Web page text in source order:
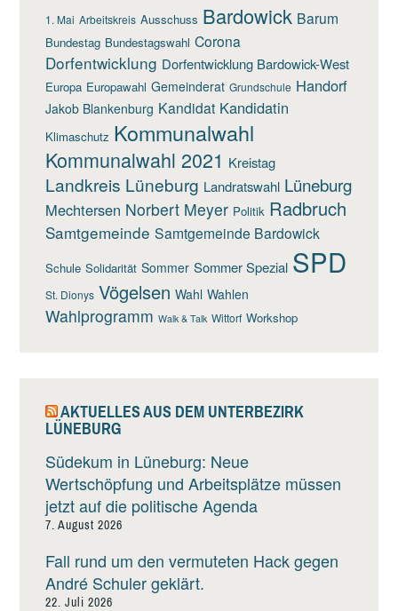
1. Mai Arbeitskreis Ausschuss Bardowick Barum
Bundestag Bundestagswahl Corona
Dorfentwicklung Dorfentwicklung Bardowick-West
Europa Europawahl Gemeinderat Grundschule Handorf
Jakob Blankenburg Kandidat Kandidatin
Klimaschutz Kommunalwahl
Kommunalwahl 2021 Kreistag
Landkreis Lüneburg Landratswahl Lüneburg
Mechtersen Norbert Meyer Politik Radbruch
Samtgemeinde Samtgemeinde Bardowick
Schule Solidarität Sommer Sommer Spezial SPD
St. Dionys Vögelsen Wahl Wahlen
Wahlprogramm Walk & Talk Wittorf Workshop
AKTUELLES AUS DEM UNTERBEZIRK
LÜNEBURG
Südekum in Lüneburg: Neue
Wertschöpfung und Arbeitsplätze müssen
jetzt auf die politische Agenda
7. August 2026
Fall rund um den vermuteten Hack gegen
André Schuler geklärt.
22. Juli 2026